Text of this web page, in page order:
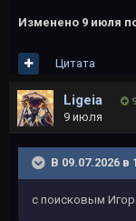
Изменено 9 июля
Цитата
Ligeia
9 июля
В 09.07.2026 в
с поисковым